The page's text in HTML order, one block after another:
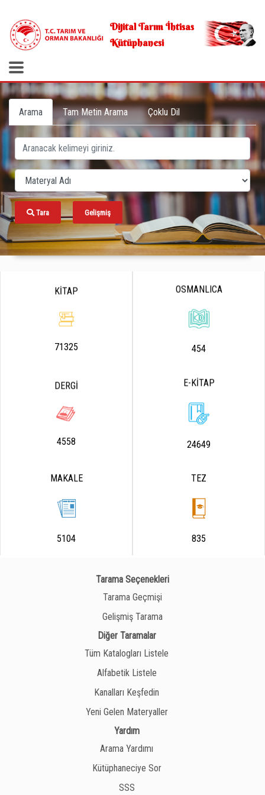
Dijital Tarım İhtisas
Kütüphanesi
Arama Tam Metin Arama Çoklu Dil
Tara Gelişmiş
KİTAP
71325
OSMANLICA
454
DERGİ
4558
E-KİTAP
24649
MAKALE
5104
TEZ
835
Tarama Seçenekleri
Tarama Geçmişi
Gelişmiş Tarama
Diğer Taramalar
Tüm Katalogları Listele
Alfabetik Listele
Kanalları Keşfedin
Yeni Gelen Materyaller
Yardım
Arama Yardımı
Kütüphaneciye Sor
SSS